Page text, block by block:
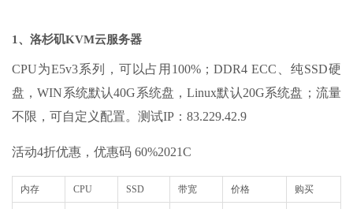
1、洛杉矶KVM云服务器
CPU为E5v3系列，可以占用100%；DDR4 ECC、纯SSD硬
盘，WIN系统默认40G系统盘，Linux默认20G系统盘；流量
不限，可自定义配置。测试IP：83.229.42.9
活动4折优惠，优惠码 60%2021C
内存 CPU SSD 带宽 价格 购买